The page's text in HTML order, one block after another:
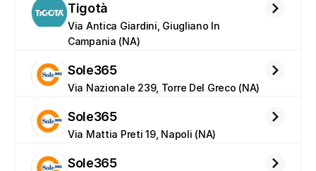
Tigotà
Via Antica Giardini, Giugliano In
Campania (NA)
Sole365
Via Nazionale 239, Torre Del Greco (NA)
Sole365
Via Mattia Preti 19, Napoli (NA)
Sole365